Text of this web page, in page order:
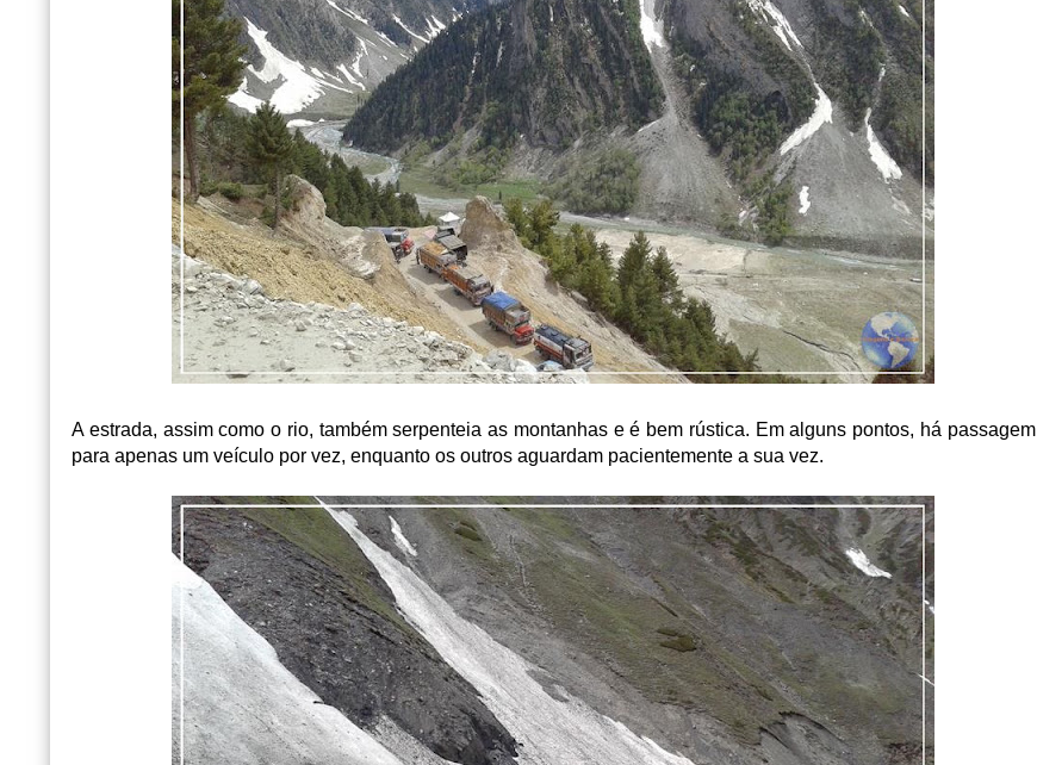
A estrada, assim como o rio, também serpenteia as montanhas e é bem rústica. Em alguns pontos, há passagem
para apenas um veículo por vez, enquanto os outros aguardam pacientemente a sua vez.